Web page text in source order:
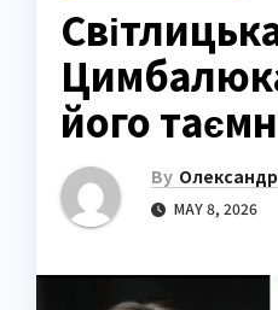
його
By
MAY 8, 2026